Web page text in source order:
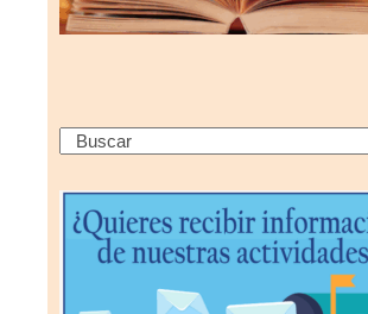
Search